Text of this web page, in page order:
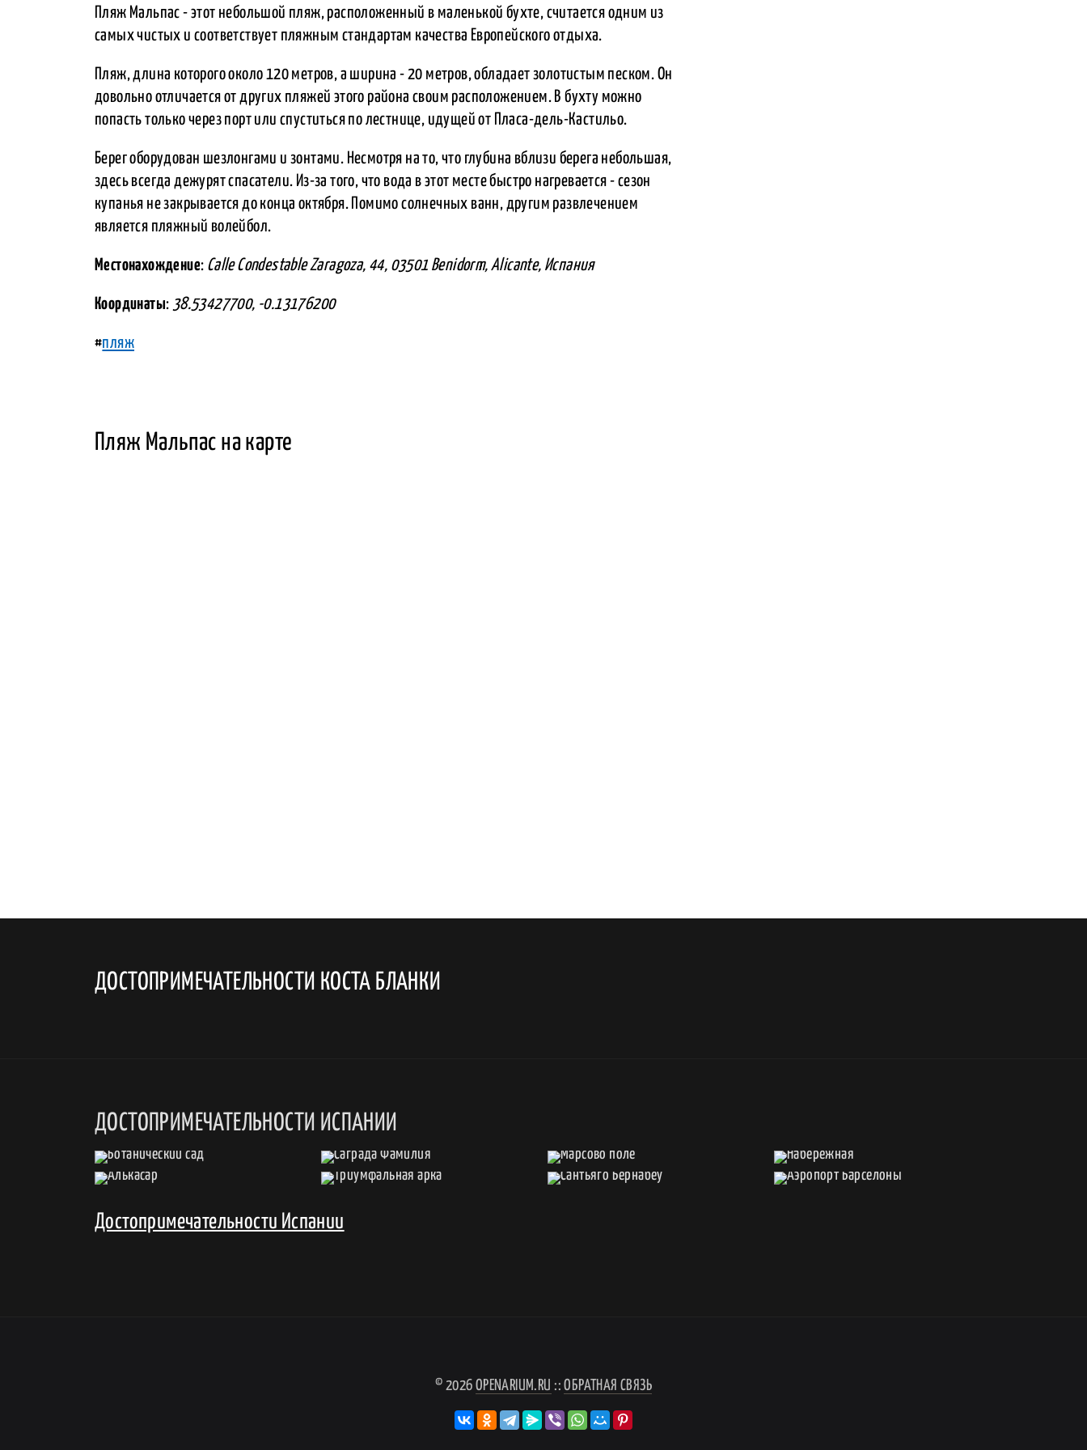
Пляж Мальпас - этот небольшой пляж, расположенный в маленькой бухте, считается одним из
самых чистых и соответствует пляжным стандартам качества Европейского отдыха.
Пляж, длина которого около 120 метров, а ширина - 20 метров, обладает золотистым песком. Он
довольно отличается от других пляжей этого района своим расположением. В бухту можно
попасть только через порт или спуститься по лестнице, идущей от Пласа-дель-Кастильо.
Берег оборудован шезлонгами и зонтами. Несмотря на то, что глубина вблизи берега небольшая,
здесь всегда дежурят спасатели. Из-за того, что вода в этот месте быстро нагревается - сезон
купанья не закрывается до конца октября. Помимо солнечных ванн, другим развлечением
является пляжный волейбол.
Местонахождение: Calle Condestable Zaragoza, 44, 03501 Benidorm, Alicante, Испания
Координаты: 38.53427700, -0.13176200
#пляж
Пляж Мальпас на карте
ДОСТОПРИМЕЧАТЕЛЬНОСТИ КОСТА БЛАНКИ
ДОСТОПРИМЕЧАТЕЛЬНОСТИ ИСПАНИИ
Достопримечательности Испании
© 2026 OPENARIUM.RU ::ОБРАТНАЯ СВЯЗЬ